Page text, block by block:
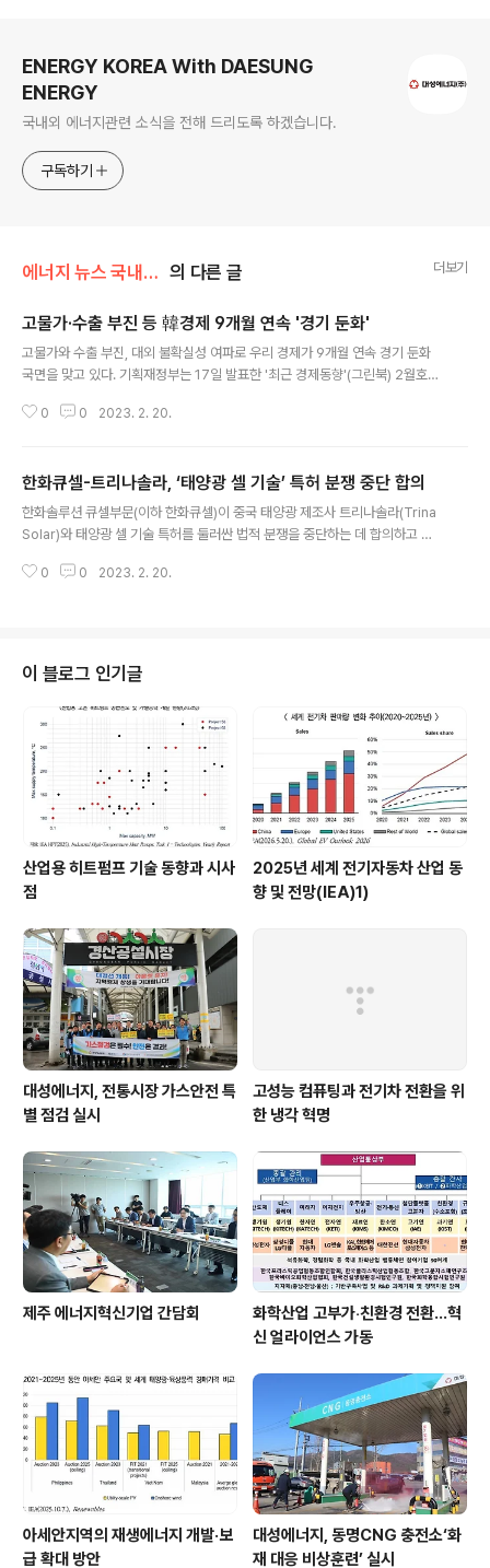
ENERGY KOREA With DAESUNG
ENERGY
국내외 에너지관련 소식을 전해 드리도록 하겠습니다.
구독하기
에너지 뉴스 국내&해외 의 다른 글 더보기
고물가·수출 부진 등 韓경제 9개월 연속 '경기 둔화'
고물가와 수출 부진, 대외 불확실성 여파로 우리 경제가 9개월 연속 경기 둔화
국면을 맞고 있다. 기획재정부는 17일 발표한 '최근 경제동향'(그린북) 2월호에
도가 완만해지고 수출 부진 및 기업심리 위축이 지속되는 등 경기흐름이 둔화하
면에 들어섰다는 점을 확인한 것이다. 정부는 지난해 6월 그린북에서 ‘경기 둔
화 우려’를 언급한 이후 최근까지 비슷한 평가를 해왔다. 지난달 그린북에서 ‘경
기 둔화 우려 확대’로 진단이 어두워진 데 이어 이달에는 ‘경기 둔화’로 판단했
0 0 2023. 2. 20.
한화큐셀-트리나솔라, ‘태양광 셀 기술’ 특허 분쟁 중단 합의
한화솔루션 큐셀부문(이하 한화큐셀)이 중국 태양광 제조사 트리나솔라(Trina
Solar)와 태양광 셀 기술 특허를 둘러싼 법적 분쟁을 중단하는 데 합의하고 라
특허를 양도받고, 트리나솔라는 한화큐셀의 특허 기술이 적용된 제품을 생산하
되고 있는 태양광 제품 중 대부분을 차지하는 제품으로, 한화큐셀은 자체 개발
한 퍼크 기술을 적용하여 고효율, 고품질의 태양광 모듈을 양산하고 있다..
0 0 2023. 2. 20.
이 블로그 인기글
산업용 히트펌프 기술 동향과 시사
점
2025년 세계 전기자동차 산업 동
향 및 전망(IEA)1)
대성에너지, 전통시장 가스안전 특
별 점검 실시
고성능 컴퓨팅과 전기차 전환을 위
한 냉각 혁명
제주 에너지혁신기업 간담회
화학산업 고부가‧친환경 전환…혁
신 얼라이언스 가동
아세안지역의 재생에너지 개발·보
급 확대 방안
대성에너지, 동명CNG 충전소‘화
재 대응 비상훈련’ 실시